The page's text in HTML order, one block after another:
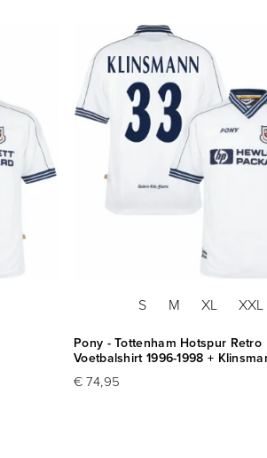
S M XL XXL
Pony - Tottenham Hotspur Retro
Voetbalshirt 1996-1998 +
€ 74,95